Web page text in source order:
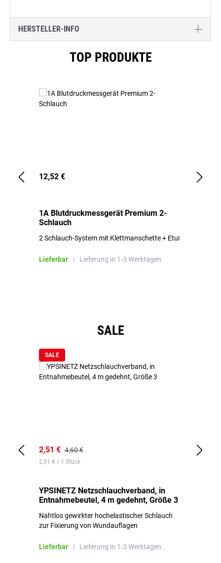
HERSTELLER-INFO
TOP PRODUKTE
12,52 €
1A Blutdruckmessgerät Premium 2-
Schlauch
2 Schlauch-System mit Klettmanschette + Etui
Lieferbar | Lieferung in 1-3 Werktagen.
SALE
SALE
2,51 € 4,60 €
2,51 € / 1 Stück
YPSINETZ Netzschlauchverband, in
Entnahmebeutel, 4 m gedehnt, Größe 3
Nahtlos gewirkter hochelastischer Schlauch
zur Fixierung von Wundauflagen
Lieferbar | Lieferung in 1-3 Werktagen.